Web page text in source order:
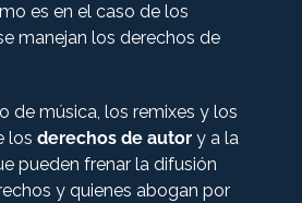
es en el caso de los
manejan los derechos de
de música, los remixes y los
los derechos de autor y a la
pueden frenar la difusión
y quienes abogan por